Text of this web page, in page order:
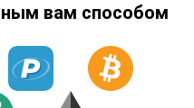
вам способом